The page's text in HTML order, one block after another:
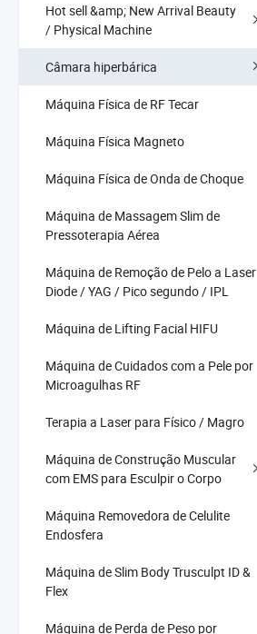
Hot sell &amp; New Arrival Beauty
/ Physical Machine
Câmara hiperbárica
Máquina Física de RF Tecar
Máquina Física Magneto
Máquina Física de Onda de Choque
Máquina de Massagem Slim de
Pressoterapia Aérea
Máquina de Remoção de Pelo a Laser
Diode / YAG / Pico segundo / IPL
Máquina de Lifting Facial HIFU
Máquina de Cuidados com a Pele por
Microagulhas RF
Terapia a Laser para Físico / Magro
Máquina de Construção Muscular
com EMS para Esculpir o Corpo
Máquina Removedora de Celulite
Endosfera
Máquina de Slim Body Trusculpt ID &
Flex
Máquina de Perda de Peso por